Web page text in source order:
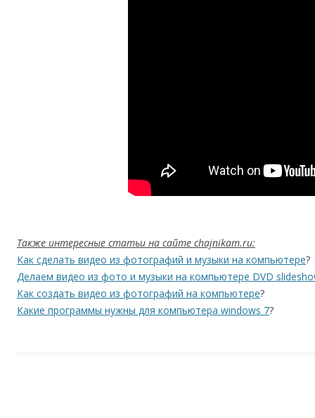
Также интересные статьи на сайте chajnikam.ru:
Как сделать видео из фотографий и музыки на компьютере?
Делаем видео из фото и музыки на компьютере DVD
Как создать видео из фотографий на компьютере?
Какие программы нужны для компьютера windows 7?